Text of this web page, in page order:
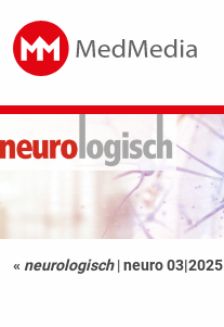
« neurologisch |neuro 03|2025